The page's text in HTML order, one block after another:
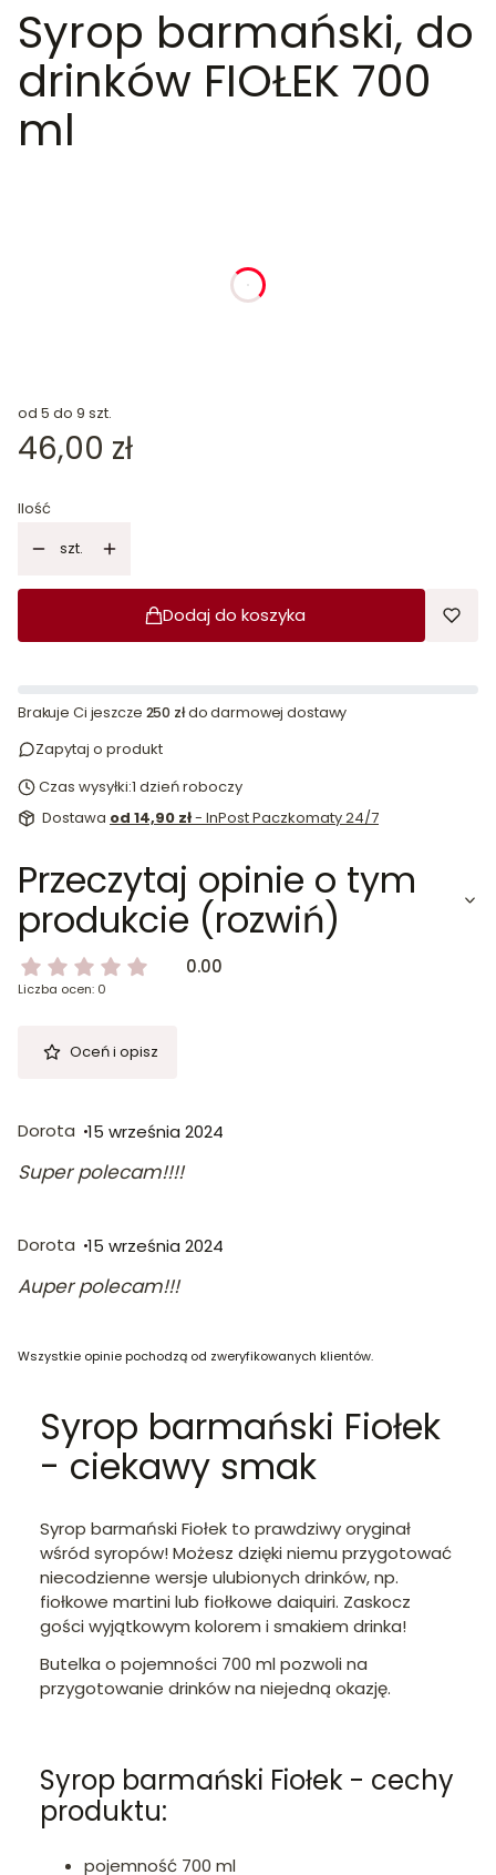
Syrop barmański, do
drinków FIOŁEK 700
ml
godziny
od 5 do 9 szt.
Cena
46,00 zł
Ilość
szt.
Dodaj do koszyka
Brakuje Ci jeszcze 250 złdo darmowej dostawy
Zapytaj o produkt
Czas wysyłki:1 dzień roboczy
Dostawa od 14,90 zł- InPost Paczkomaty 24/7
Przeczytaj opinie o tym
produkcie (rozwiń)
0.00
Liczba ocen: 0
Oceń i opisz
Dorota 15 września 2024
Super polecam!!!!
Dorota 15 września 2024
Auper polecam!!!
Wszystkie opinie pochodzą od zweryfikowanych klientów.
Syrop barmański Fiołek
- ciekawy smak
Syrop barmański Fiołek to prawdziwy oryginał
wśród syropów! Możesz dzięki niemu przygotować
niecodzienne wersje ulubionych drinków, np.
fiołkowe martini lub fiołkowe daiquiri. Zaskocz
gości wyjątkowym kolorem i smakiem drinka!
Butelka o pojemności 700 ml pozwoli na
przygotowanie drinków na niejedną okazję.
Syrop barmański Fiołek - cechy
produktu:
pojemność 700 ml